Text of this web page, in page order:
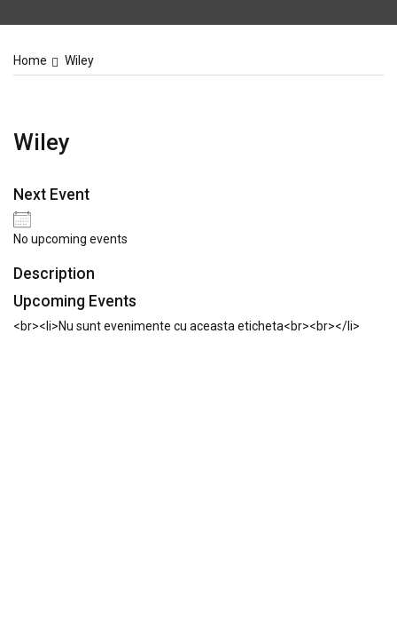
Home Wiley
Wiley
Next Event
No upcoming events
Description
Upcoming Events
<br><li>Nu sunt evenimente cu aceasta eticheta<br><br></li>